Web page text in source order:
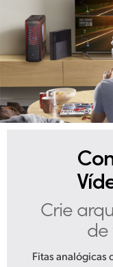
Crie
de
Fitas analógicas